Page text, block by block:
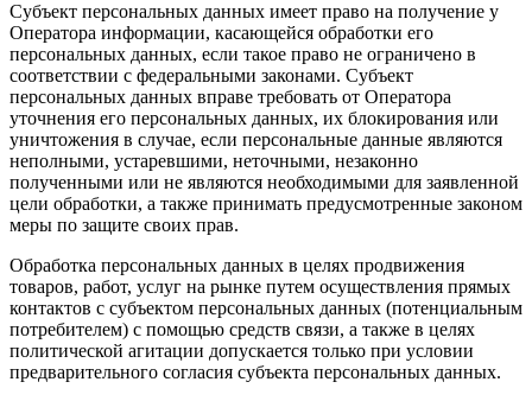
Субъект персональных данных имеет право на получение у
Оператора информации, касающейся обработки его
персональных данных, если такое право не ограничено в
соответствии с федеральными законами. Субъект
персональных данных вправе требовать от Оператора
уточнения его персональных данных, их блокирования или
уничтожения в случае, если персональные данные являются
неполными, устаревшими, неточными, незаконно
полученными или не являются необходимыми для заявленной
цели обработки, а также принимать предусмотренные законом
меры по защите своих прав.
Обработка персональных данных в целях продвижения
товаров, работ, услуг на рынке путем осуществления прямых
контактов с субъектом персональных данных (потенциальным
потребителем) с помощью средств связи, а также в целях
политической агитации допускается только при условии
предварительного согласия субъекта персональных данных.